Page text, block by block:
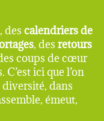
, des calendriers de
, des retours
coups de cœur
ici que l’on
dans
émeut,